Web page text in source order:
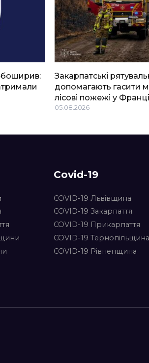
Закарпатські
допомагають гасити
лісові пожежі у
05.08.2026
Covid-19
COVID-19 Львівщина
COVID-19 Закарпаття
COVID-19 Прикарпаття
COVID-19 Тернопільщина
COVID-19 Рівненщина